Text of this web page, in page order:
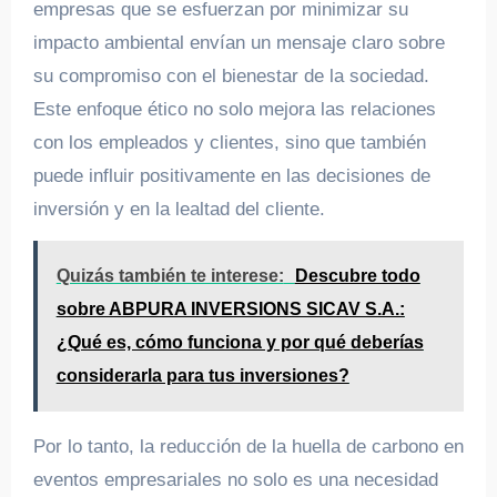
empresas que se esfuerzan por minimizar su
impacto ambiental envían un mensaje claro sobre
su compromiso con el bienestar de la sociedad.
Este enfoque ético no solo mejora las relaciones
con los empleados y clientes, sino que también
puede influir positivamente en las decisiones de
inversión y en la lealtad del cliente.
Quizás también te interese:
Descubre todo
sobre ABPURA INVERSIONS SICAV S.A.:
¿Qué es, cómo funciona y por qué deberías
considerarla para tus inversiones?
Por lo tanto, la reducción de la huella de carbono en
eventos empresariales no solo es una necesidad